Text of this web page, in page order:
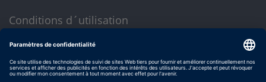
Conditions d´utilisation
Politique de confidentialité
Mentions légales et conditions générales